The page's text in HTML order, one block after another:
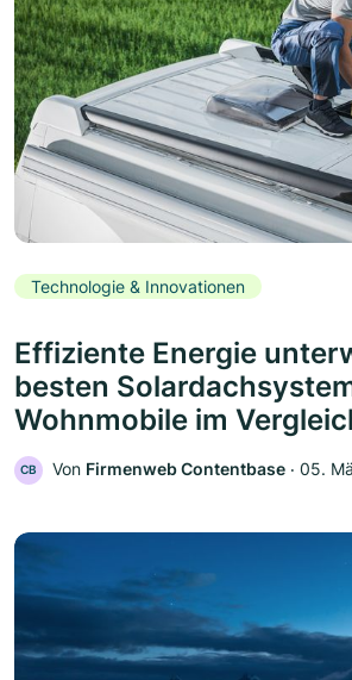
Technologie & Innovationen
Effiziente Energie
besten
Wohnmobile im
CB Von Firmenweb Contentbase ‧ 05.